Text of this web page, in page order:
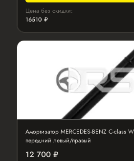
Цена без скидки:
16510 ₽
Амортизатор MERCEDES-BENZ C-class
передний левый/правый
12 700 ₽